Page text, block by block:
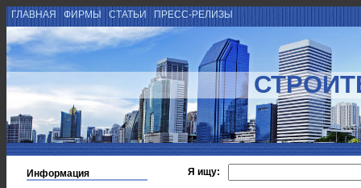
ГЛАВНАЯ ФИРМЫ СТАТЬИ ПРЕСС-РЕЛИЗЫ
Информация
Я ищу: